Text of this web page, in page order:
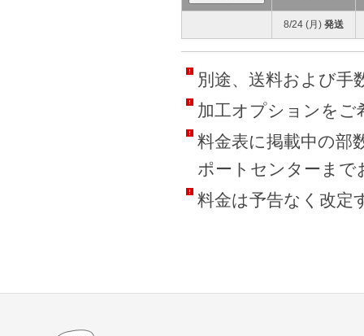
8/24 (月) 発送
別途、送料および手
加工オプションをご
料金表に掲載中の部
ポートセンターまで
料金は予告なく改定